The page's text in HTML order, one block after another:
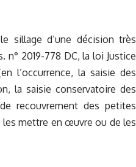
sillage d’une décision très
2019-778 DC, la loi Justice
l’occurrence, la saisie des
la saisie conservatoire des
recouvrement des petites
les mettre en œuvre ou de les